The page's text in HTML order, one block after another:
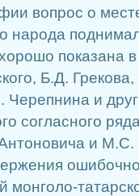
вопрос о
народа
показана
Б.Д.
и
согласного
и М.С.
монголо-